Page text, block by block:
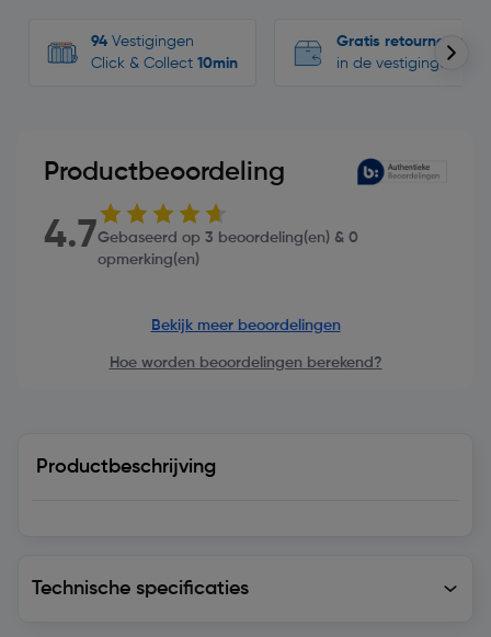
94 Vestigingen
Click & Collect 10min
Gratis retourneren
in de vestigingen
Productbeoordeling
4.7Gebaseerd op 3 beoordeling(en) & 0
opmerking(en)
Bekijk meer beoordelingen
Hoe worden beoordelingen berekend?
Productbeschrijving
Technische specificaties